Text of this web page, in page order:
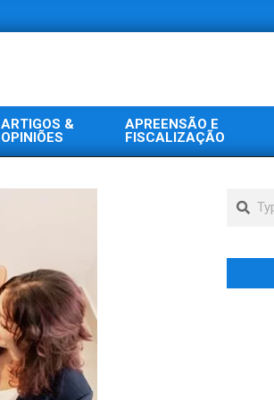
ARTIGOS &
OPINIÕES
APREENSÃO E
FISCALIZAÇÃO
Search